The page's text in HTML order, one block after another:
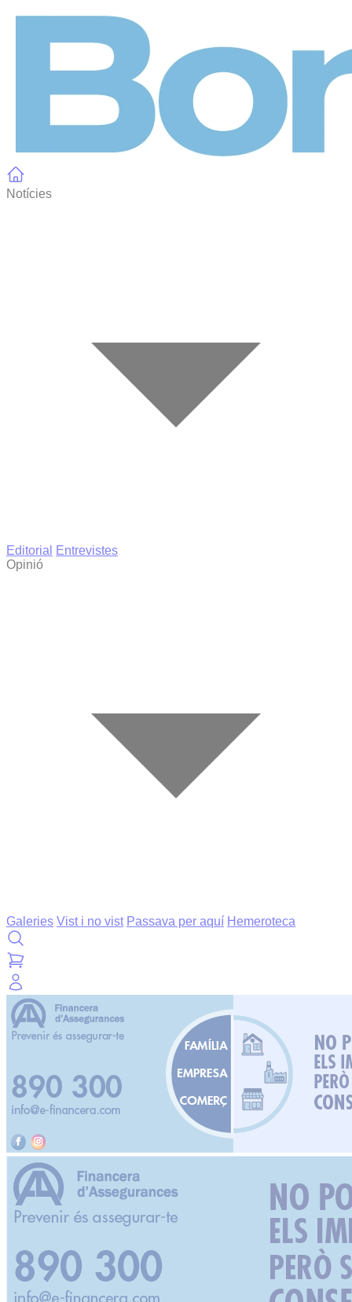
Notícies
Editorial
Entrevistes
Opinió
Galeries Vist i no vist Passava per aquí Hemeroteca